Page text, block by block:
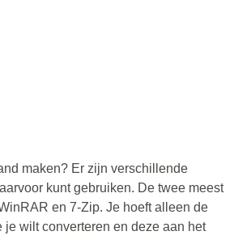
maken? Er zijn verschillende
kunt gebruiken. De twee meest
en 7-Zip. Je hoeft alleen de
je wilt converteren en deze aan het